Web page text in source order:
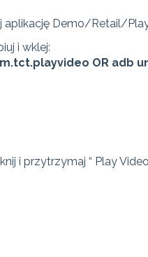
aplikację Demo/Retail/
i wklej:
OR adb
i przytrzymaj “ Play